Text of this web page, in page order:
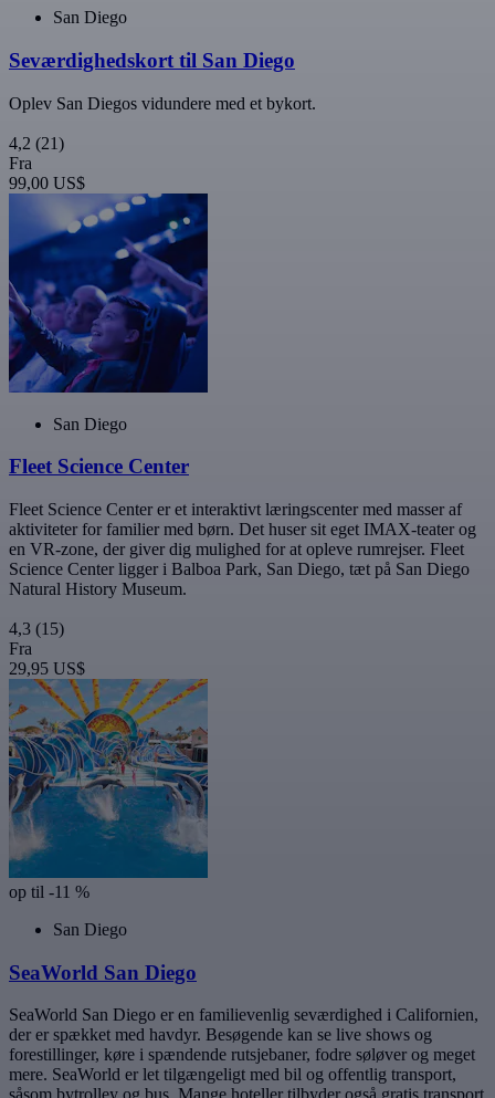
San Diego
Seværdighedskort til San Diego
Oplev San Diegos vidundere med et bykort.
4,2 (21)
Fra
99,00 US$
San Diego
Fleet Science Center
Fleet Science Center er et interaktivt læringscenter med masser af
aktiviteter for familier med børn. Det huser sit eget IMAX-teater og
en VR-zone, der giver dig mulighed for at opleve rumrejser. Fleet
Science Center ligger i Balboa Park, San Diego, tæt på San Diego
Natural History Museum.
4,3 (15)
Fra
29,95 US$
op til -11 %
San Diego
SeaWorld San Diego
SeaWorld San Diego er en familievenlig seværdighed i Californien,
der er spækket med havdyr. Besøgende kan se live shows og
forestillinger, køre i spændende rutsjebaner, fodre søløver og meget
mere. SeaWorld er let tilgængeligt med bil og offentlig transport,